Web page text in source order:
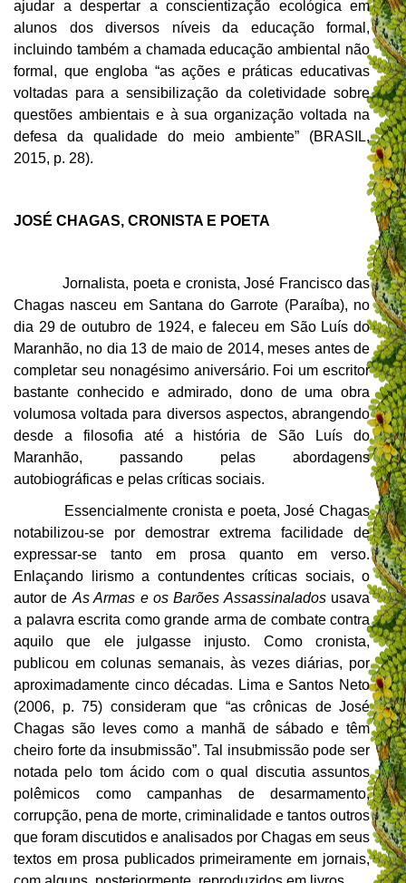
ajudar a despertar a conscientização ecológica em
alunos dos diversos níveis da educação formal,
incluindo também a chamada educação ambiental não
formal, que engloba “as ações e práticas educativas
voltadas para a sensibilização da coletividade sobre
questões ambientais e à sua organização voltada na
defesa da qualidade do meio ambiente” (BRASIL,
2015, p. 28).
JOSÉ CHAGAS, CRONISTA E POETA
Jornalista, poeta e cronista, José Francisco das
Chagas nasceu em Santana do Garrote (Paraíba), no
dia 29 de outubro de 1924, e faleceu em São Luís do
Maranhão, no dia 13 de maio de 2014, meses antes de
completar seu nonagésimo aniversário. Foi um escritor
bastante conhecido e admirado, dono de uma obra
volumosa voltada para diversos aspectos, abrangendo
desde a filosofia até a história de São Luís do
Maranhão, passando pelas abordagens
autobiográficas e pelas críticas sociais.
Essencialmente cronista e poeta, José Chagas
notabilizou-se por demostrar extrema facilidade de
expressar-se tanto em prosa quanto em verso.
Enlaçando lirismo a contundentes críticas sociais, o
autor de As Armas e os Barões Assassinaladosusava
a palavra escrita como grande arma de combate contra
aquilo que ele julgasse injusto. Como cronista,
publicou em colunas semanais, às vezes diárias, por
aproximadamente cinco décadas. Lima e Santos Neto
(2006, p. 75) consideram que “as crônicas de José
Chagas são leves como a manhã de sábado e têm
cheiro forte da insubmissão”. Tal insubmissão pode ser
notada pelo tom ácido com o qual discutia assuntos
polêmicos como campanhas de desarmamento,
corrupção, pena de morte, criminalidade e tantos outros
que foram discutidos e analisados por Chagas em seus
textos em prosa publicados primeiramente em jornais,